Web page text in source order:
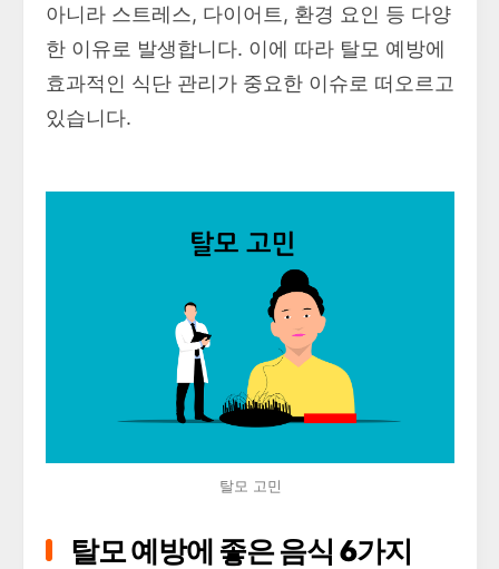
아니라 스트레스, 다이어트, 환경 요인 등 다양
한 이유로 발생합니다. 이에 따라 탈모 예방에
효과적인 식단 관리가 중요한 이슈로 떠오르고
있습니다.
탈모 고민
탈모 예방에 좋은 음식 6가지